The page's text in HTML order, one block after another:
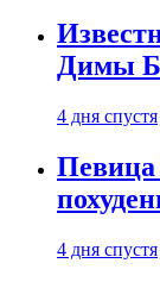
Димы
4 дня спустя
Певица
4 дня спустя